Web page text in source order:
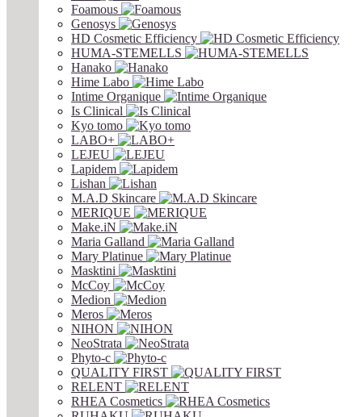
Foamous
Genosys
HD Cosmetic Efficiency
HUMA-STEMELLS
Hanako
Hime Labo
Intime Organique
Is Clinical
Kyo tomo
LABO+
LEJEU
Lapidem
Lishan
M.A.D Skincare
MERIQUE
Make.iN
Maria Galland
Mary Platinue
Masktini
McCoy
Medion
Meros
NIHON
NeoStrata
Phyto-c
QUALITY FIRST
RELENT
RHEA Cosmetics